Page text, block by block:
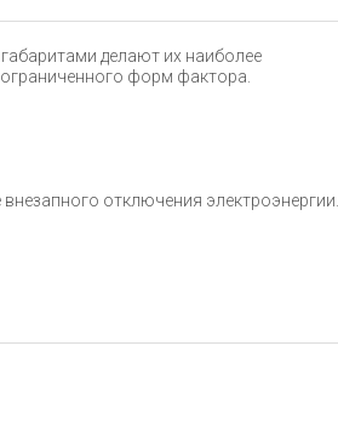
делают их наиболее
форм фактора.
отключения электроэнергии.